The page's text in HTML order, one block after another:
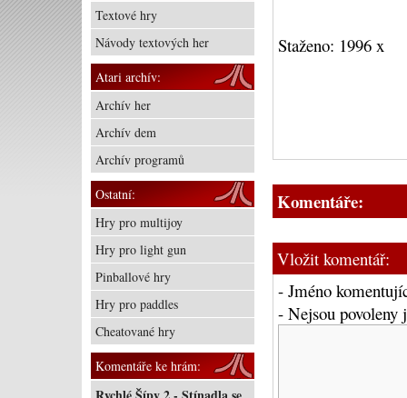
Staženo: 1996 x
Komentáře:
Vložit komentář:
- Jméno
- Nejsou
Textové hry
Návody textových her
Atari archív:
Archív her
Archív dem
Archív programů
Ostatní:
Hry pro multijoy
Hry pro light gun
Pinballové hry
Hry pro paddles
Cheatované hry
Komentáře ke hrám: